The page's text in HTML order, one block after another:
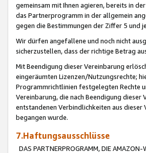
gemeinsam mit Ihnen agieren, bereits in
das Partnerprogramm in der allgemein
gegen die Bestimmungen der Ziffer 5 und
Wir dürfen angefallene und noch nicht
sicherzustellen, dass der richtige Betrag
Mit Beendigung dieser Vereinbarung
eingeräumten Lizenzen/Nutzungsrechte;
Programmrichtlinien festgelegten Rechte
Vereinbarung, die nach Beendigung
entstandenen Verbindlichkeiten aus
begangen wurde.
7.Haftungsausschlüsse
DAS PARTNERPROGRAMM, DIE